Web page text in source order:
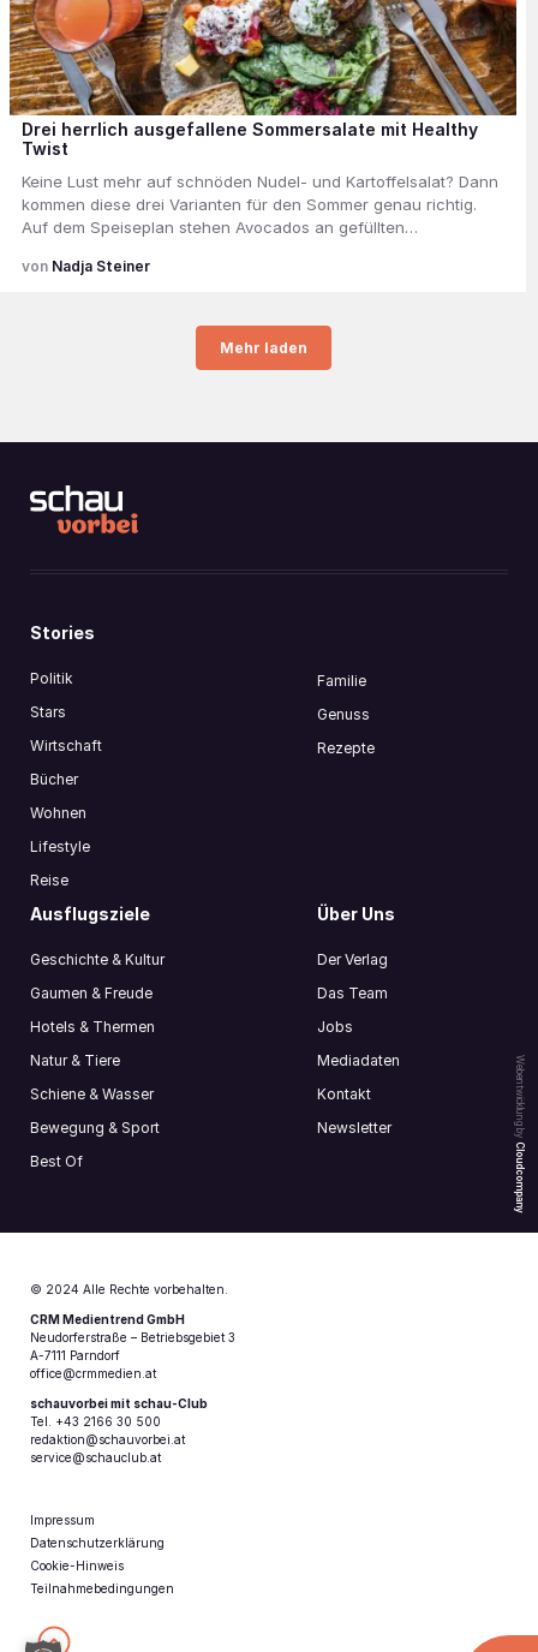
Drei herrlich ausgefallene Sommersalate mit Healthy
Twist
Keine Lust mehr auf schnöden Nudel- und Kartoffelsalat? Dann
kommen diese drei Varianten für den Sommer genau richtig.
Auf dem Speiseplan stehen Avocados an gefüllten…
Nadja Steiner
Mehr laden
Webentwicklung by
Cloudcompany
Stories
Politik
Stars
Wirtschaft
Bücher
Wohnen
Lifestyle
Reise
Familie
Genuss
Rezepte
Ausflugsziele
Geschichte & Kultur
Gaumen & Freude
Hotels & Thermen
Natur & Tiere
Schiene & Wasser
Bewegung & Sport
Best Of
Über Uns
Der Verlag
Das Team
Jobs
Mediadaten
Kontakt
Newsletter
© 2024 Alle Rechte vorbehalten.
CRM Medientrend GmbH
Neudorferstraße – Betriebsgebiet 3
A-7111 Parndorf
office@crmmedien.at
schauvorbei mit schau-Club
Tel. +43 2166 30 500
redaktion@schauvorbei.at
service@schauclub.at
Impressum
Datenschutzerklärung
Cookie-Hinweis
Teilnahmebedingungen